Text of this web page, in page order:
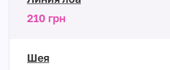
210 грн
Шея